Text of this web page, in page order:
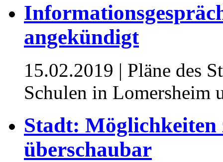
angekündigt
15.02.2019 | Pläne des
Schulen in Lomersheim
Stadt:
überschaubar